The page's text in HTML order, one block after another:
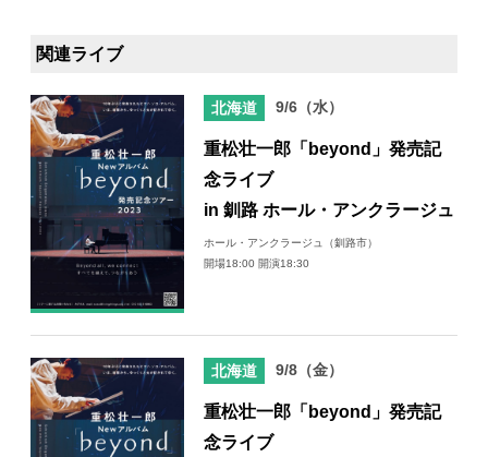
関連ライブ
北海道 9/6（水）
重松壮一郎「beyond」発売記
念ライブ
in 釧路 ホール・アンクラージュ
ホール・アンクラージュ（釧路市）
開場18:00 開演18:30
北海道 9/8（金）
重松壮一郎「beyond」発売記
念ライブ